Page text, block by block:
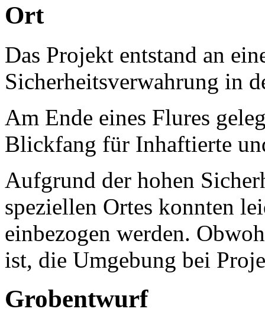
Ort
Das Projekt entstand an
Sicherheitsverwahrung in
Am Ende eines Flures
Blickfang für Inhaftierte
Aufgrund der hohen
speziellen Ortes konnten
einbezogen werden.
ist, die Umgebung bei
Grobentwurf